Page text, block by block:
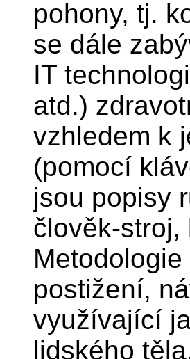
pohony, tj.
se dále
IT
atd.)
vzhledem k
(pomocí
jsou popisy
člověk-
postižení,
využívající
lidského